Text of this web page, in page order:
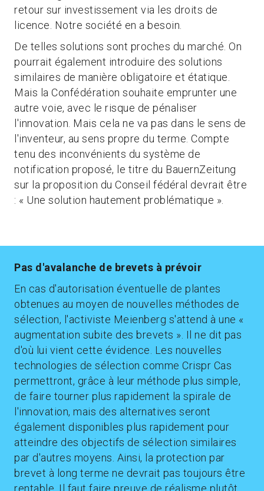
retour sur investissement via les droits de
licence. Notre société en a besoin.
De telles solutions sont proches du marché. On
pourrait également introduire des solutions
similaires de manière obligatoire et étatique.
Mais la Confédération souhaite emprunter une
autre voie, avec le risque de pénaliser
l'innovation. Mais cela ne va pas dans le sens de
l'inventeur, au sens propre du terme. Compte
tenu des inconvénients du système de
notification proposé, le titre du BauernZeitung
sur la proposition du Conseil fédéral devrait être
: « Une solution hautement problématique ».
Pas d'avalanche de brevets à prévoir
En cas d'autorisation éventuelle de plantes
obtenues au moyen de nouvelles méthodes de
sélection, l'activiste Meienberg s'attend à une «
augmentation subite des brevets ». Il ne dit pas
d'où lui vient cette évidence. Les nouvelles
technologies de sélection comme Crispr Cas
permettront, grâce à leur méthode plus simple,
de faire tourner plus rapidement la spirale de
l'innovation, mais des alternatives seront
également disponibles plus rapidement pour
atteindre des objectifs de sélection similaires
par d'autres moyens. Ainsi, la protection par
brevet à long terme ne devrait pas toujours être
rentable. Il faut faire preuve de réalisme plutôt